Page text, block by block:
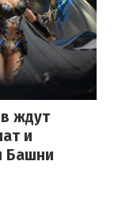
ждут
и
Башни